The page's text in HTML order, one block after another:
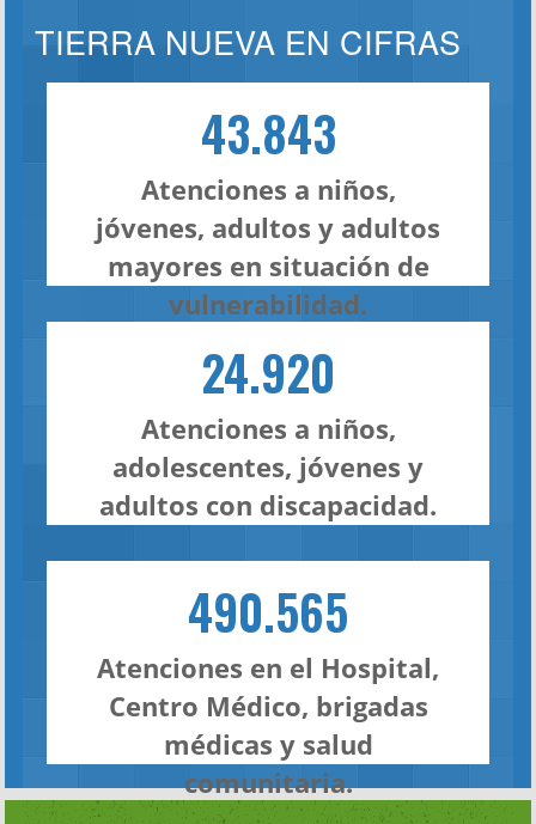
TIERRA NUEVA EN CIFRAS
43.843
Atenciones a niños,
jóvenes, adultos y adultos
mayores en situación de
vulnerabilidad.
24.920
Atenciones a niños,
adolescentes, jóvenes y
adultos con discapacidad.
490.565
Atenciones en el Hospital,
Centro Médico, brigadas
médicas y salud
comunitaria.